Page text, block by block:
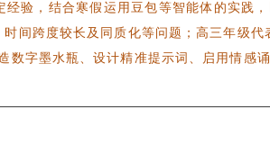
验，结合寒假运用豆包等智能体的实践
间跨度较长及同质化等问题；高三年级
数字墨水瓶、设计精准提示词、启用情感